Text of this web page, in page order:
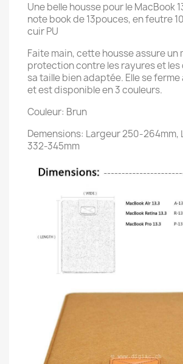
Une belle housse pour le MacBook
note book de 13pouces, en feutre
cuir PU
Faite main, cette housse assure un
protection contre les rayures et les
sa taille bien adaptée. Elle se ferme
et est disponible en 3 couleurs.
Couleur: Brun
Demensions: Largeur 250-264mm,
332-345mm